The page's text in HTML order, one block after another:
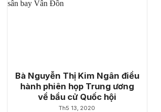
Bà Nguyễn Thị Kim Ngân điều
hành phiên họp Trung ương
về bầu cử Quốc hội
Th5 13, 2020